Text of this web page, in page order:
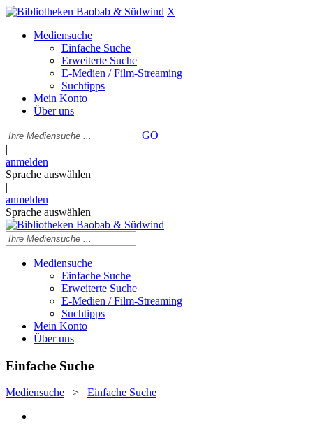
X
Mediensuche
Einfache Suche
Erweiterte Suche
E-Medien / Film-Streaming
Suchtipps
Mein Konto
Über uns
GO
|
anmelden
Sprache auswählen
|
anmelden
Sprache auswählen
Mediensuche
Einfache Suche
Erweiterte Suche
E-Medien / Film-Streaming
Suchtipps
Mein Konto
Über uns
Einfache Suche
Mediensuche > Einfache Suche